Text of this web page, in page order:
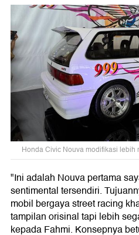
Honda Civic Nouva modifikasi lebih
"Ini adalah Nouva pertama
sentimental tersendiri.
mobil bergaya street racing
tampilan orisinal tapi lebih
kepada Fahmi. Konsepnya